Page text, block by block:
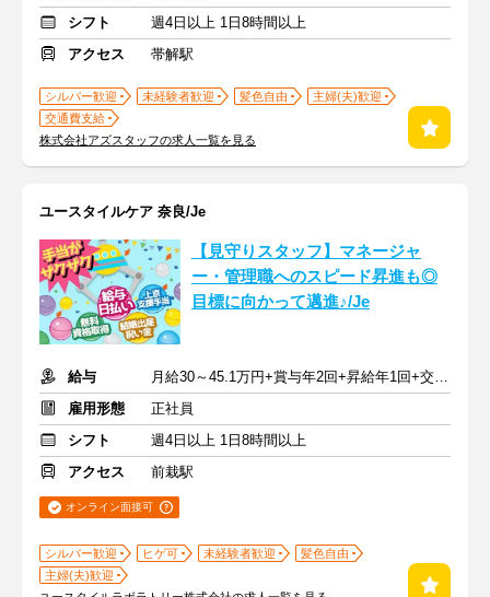
シフト
週4日以上 1日8時間以上
アクセス
帯解駅
シルバー歓迎 未経験者歓迎 髪色自由
主婦(夫)歓迎
交通費支給
株式会社アズスタッフの求人一覧を見る
ユースタイルケア 奈良/Je
【見守りスタッフ】マネージャ
ー・管理職へのスピード昇進も◎
目標に向かって邁進♪/Je
給与
月給30～45.1万円+賞与年2回+昇給年1回+交通費全額
雇用形態
正社員
シフト
週4日以上 1日8時間以上
アクセス
前栽駅
オンライン面接可
シルバー歓迎 ヒゲ可 未経験者歓迎
髪色自由
主婦(夫)歓迎